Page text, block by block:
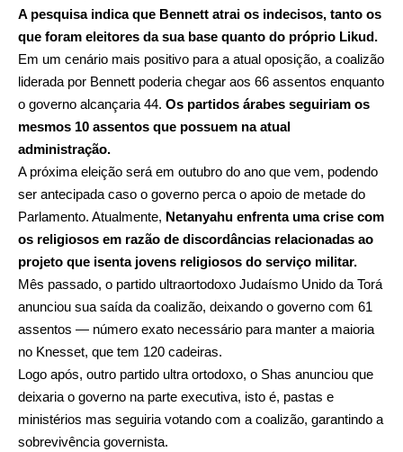
A pesquisa indica que Bennett atrai os indecisos, tanto os
que foram eleitores da sua base quanto do próprio Likud.
Em um cenário mais positivo para a atual oposição, a coalizão
liderada por Bennett poderia chegar aos 66 assentos enquanto
o governo alcançaria 44. Os partidos árabes seguiriam os
mesmos 10 assentos que possuem na atual
administração.
A próxima eleição será em outubro do ano que vem, podendo
ser antecipada caso o governo perca o apoio de metade do
Parlamento. Atualmente, Netanyahu enfrenta uma crise com
os religiosos em razão de discordâncias relacionadas ao
projeto que isenta jovens religiosos do serviço militar.
Mês passado, o partido ultraortodoxo Judaísmo Unido da Torá
anunciou sua saída da coalizão, deixando o governo com 61
assentos — número exato necessário para manter a maioria
no Knesset, que tem 120 cadeiras.
Logo após, outro partido ultra ortodoxo, o Shas anunciou que
deixaria o governo na parte executiva, isto é, pastas e
ministérios mas seguiria votando com a coalizão, garantindo a
sobrevivência governista.